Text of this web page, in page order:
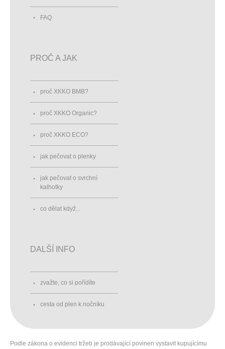
FAQ
PROČ A JAK
proč XKKO BMB?
proč XKKO Organic?
proč XKKO ECO?
jak pečovat o plenky
jak pečovat o svrchní
kalhotky
co dělat když...
DALŠÍ INFO
zvažte, co si pořídíte
cesta od plen k nočníku
Podle zákona o evidenci tržeb je prodávající povinen vystavit kupujícímu